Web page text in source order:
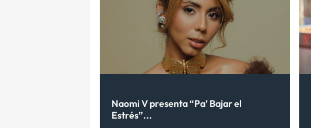
Naomi V presenta “Pa’ Bajar el
Estrés”...